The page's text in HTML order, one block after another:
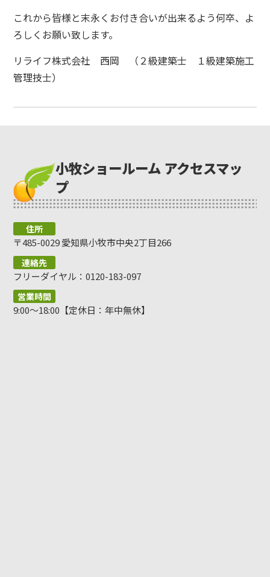
これから皆様と末永くお付き合いが出来るよう何卒、よ
ろしくお願い致します。
リライフ株式会社 西岡 （２級建築士 １級建築施工
管理技士）
小牧ショールーム アクセスマッ
プ
住所
〒485-0029 愛知県小牧市中央2丁目266
連絡先
フリーダイヤル：0120-183-097
営業時間
9:00～18:00【定休日：年中無休】